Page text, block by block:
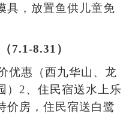
具，放置鱼供儿童免
7.1-8.31）
优惠（西九华山、龙
）2、住民宿送水上乐
价房，住民宿送白鹭